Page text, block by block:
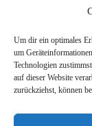
Um dir ein optimales
um
Technologien
auf dieser Website
zurückziehst, können
Neueste